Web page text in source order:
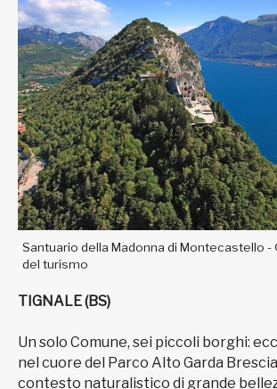
Santuario della Madonna di Montecastello
del turismo
TIGNALE (BS)
Un solo Comune, sei piccoli borghi:
nel cuore del Parco Alto Garda
contesto naturalistico di grande